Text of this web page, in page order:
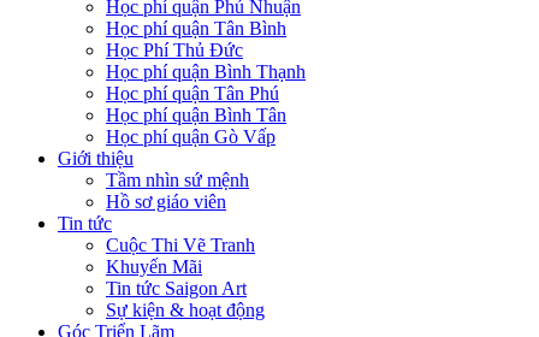
Học phí quận Phú Nhuận
Học phí quận Tân Bình
Học Phí Thủ Đức
Học phí quận Bình Thạnh
Học phí quận Tân Phú
Học phí quận Bình Tân
Học phí quận Gò Vấp
Giới thiệu
Tầm nhìn sứ mệnh
Hồ sơ giáo viên
Tin tức
Cuộc Thi Vẽ Tranh
Khuyến Mãi
Tin tức Saigon Art
Sự kiện & hoạt động
Góc Triển Lãm